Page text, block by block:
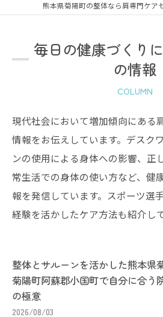
熊本県菊陽町の整体なら肩専門ケア
毎日の健康づくり
の情報
COLUMN
現代社会において増加傾向にある
情報をお伝えしています。デスク
ンの使用による身体への影響、正
常生活での身体の使い方など、健
報を発信しています。スポーツ選
経験を活かしたケア方法も紹介し
整体とサルーンを活かした熊本県
菊陽町阿蘇郡小国町で自分に合う
の極意
2026/08/03